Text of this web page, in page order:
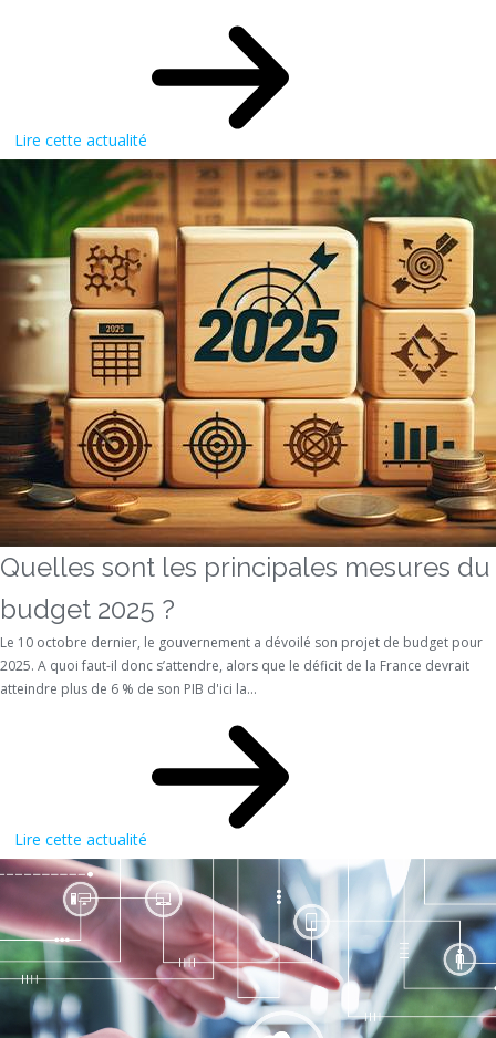
Lire cette actualité
Quelles sont les principales mesures du
budget 2025 ?
Le 10 octobre dernier, le gouvernement a dévoilé son projet de budget pour
2025. A quoi faut-il donc s’attendre, alors que le déficit de la France devrait
atteindre plus de 6 % de son PIB d'ici la...
Lire cette actualité